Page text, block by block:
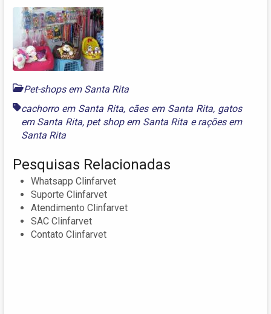
Pet-shops em Santa Rita
cachorro em Santa Rita, cães em Santa Rita, gatos
em Santa Rita, pet shop em Santa Rita erações em
Santa Rita
Pesquisas Relacionadas
Whatsapp Clinfarvet
Suporte Clinfarvet
Atendimento Clinfarvet
SAC Clinfarvet
Contato Clinfarvet